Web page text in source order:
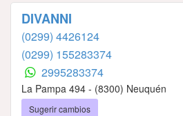
DIVANNI
(0299) 4426124
(0299) 155283374
2995283374
La Pampa 494 - (8300) Neuquén
Sugerir cambios